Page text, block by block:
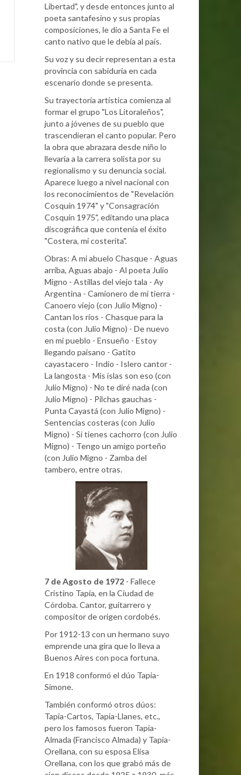
Libertad", y desde entonces junto al
poeta santafesino y sus propias
composiciones, le dio a Santa Fe el
canto nativo que le debía al país.
Su voz y su decir representan a esta
provincia con sabiduría en cada
escenario donde se presenta.
Su trayectoria artística comienza al
formar el grupo "Los Litoraleños",
junto a jóvenes de su pueblo que
trascendieran el canto popular. Pero
la obra que abrazara desde niño lo
llevaría a la carrera solista por su
regionalismo y su denuncia social.
Aparece luego a nivel nacional con
los reconocimientos de "Revelación
Cosquín 1974" y "Consagración
Cosquín 1975", editando una placa
discográfica que contenía el éxito
"Costera, mi costerita".
Obras: A mi abuelo Chasque - Aguas
arriba, Aguas abajo - Al poeta Julio
Migno - Astillas del viejo tala - Ay
Argentina - Camionero de mi tierra -
Canoero viejo (con Julio Migno) -
Cantan los ríos - Chasque para la
costa (con Julio Migno) - De nuevo
en mi pueblo - Ensueño - Estoy
llegando paisano - Gatito
cayastacero - Indio - Islero cantor -
La langosta - Mis islas son eso (con
Julio Migno) - No te diré nada (con
Julio Migno) - Pilchas gauchas -
Punta Cayastá (con Julio Migno) -
Sentencias costeras (con Julio
Migno) - Si tienes cachorro (con Julio
Migno) - Tengo un amigo porteño
(con Julio Migno - Zamba del
tambero, entre otras.
7 de Agosto de 1972 - Fallece
Cristino Tapia, en la Ciudad de
Córdoba. Cantor, guitarrero y
compositor de origen cordobés.
Por 1912-13 con un hermano suyo
emprende una gira que lo lleva a
Buenos Aires con poca fortuna.
En 1918 conformó el dúo Tapia-
Simone.
También conformó otros dúos:
Tapia-Cartos, Tapia-Llanes, etc.,
pero los famosos fueron Tapia-
Almada (Francisco Almada) y Tapia-
Orellana, con su esposa Elisa
Orellana, con los que grabó más de